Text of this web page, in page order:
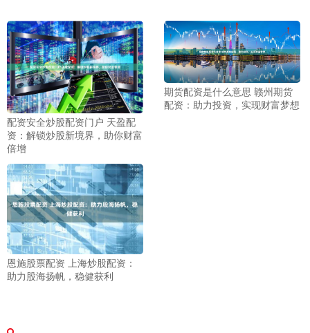
配资安全炒股配资门户 天盈配
资：解锁炒股新境界，助你财富
倍增
期货配资是什么意思 赣州期货
配资：助力投资，实现财富梦想
恩施股票配资 上海炒股配资：
助力股海扬帆，稳健获利